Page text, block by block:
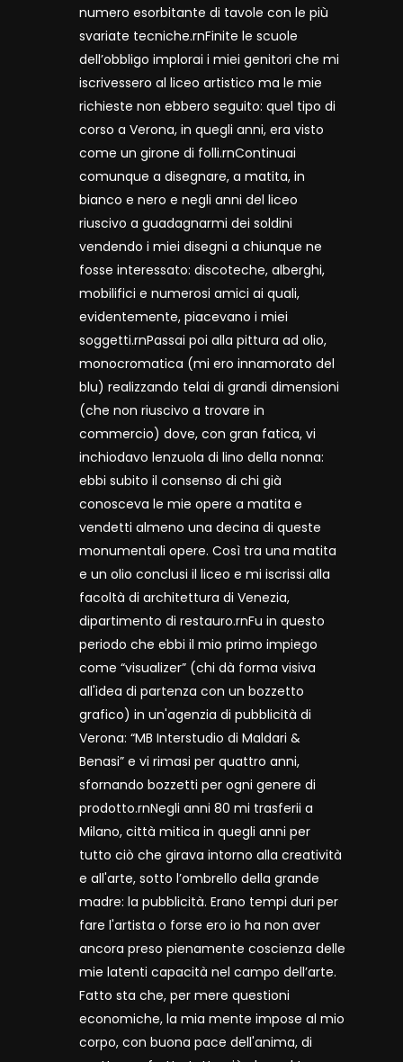
numero esorbitante di tavole con le più
svariate tecniche.rnFinite le scuole
dell’obbligo implorai i miei genitori che mi
iscrivessero al liceo artistico ma le mie
richieste non ebbero seguito: quel tipo di
corso a Verona, in quegli anni, era visto
come un girone di folli.rnContinuai
comunque a disegnare, a matita, in
bianco e nero e negli anni del liceo
riuscivo a guadagnarmi dei soldini
vendendo i miei disegni a chiunque ne
fosse interessato: discoteche, alberghi,
mobilifici e numerosi amici ai quali,
evidentemente, piacevano i miei
soggetti.rnPassai poi alla pittura ad olio,
monocromatica (mi ero innamorato del
blu) realizzando telai di grandi dimensioni
(che non riuscivo a trovare in
commercio) dove, con gran fatica, vi
inchiodavo lenzuola di lino della nonna:
ebbi subito il consenso di chi già
conosceva le mie opere a matita e
vendetti almeno una decina di queste
monumentali opere. Così tra una matita
e un olio conclusi il liceo e mi iscrissi alla
facoltà di architettura di Venezia,
dipartimento di restauro.rnFu in questo
periodo che ebbi il mio primo impiego
come “visualizer” (chi dà forma visiva
all'idea di partenza con un bozzetto
grafico) in un'agenzia di pubblicità di
Verona: “MB Interstudio di Maldari &
Benasi” e vi rimasi per quattro anni,
sfornando bozzetti per ogni genere di
prodotto.rnNegli anni 80 mi trasferii a
Milano, città mitica in quegli anni per
tutto ciò che girava intorno alla creatività
e all'arte, sotto l’ombrello della grande
madre: la pubblicità. Erano tempi duri per
fare l'artista o forse ero io ha non aver
ancora preso pienamente coscienza delle
mie latenti capacità nel campo dell’arte.
Fatto sta che, per mere questioni
economiche, la mia mente impose al mio
corpo, con buona pace dell'anima, di